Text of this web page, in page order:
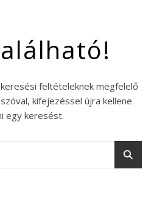
feltételeknek megfelelő
kifejezéssel újra kellene
egy keresést.